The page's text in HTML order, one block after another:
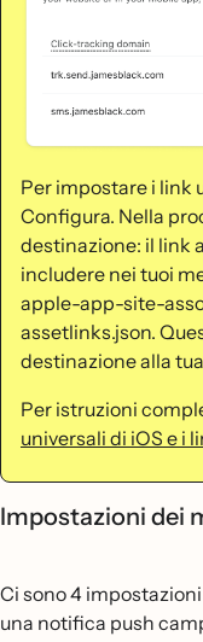
Per impostare i link
Configura. Nella
destinazione: il link
includere nei tuoi
apple-app-site-
assetlinks.json.
destinazione alla
Per istruzioni
universali di iOS e i
Impostazioni dei
Ci sono 4
una notifica push